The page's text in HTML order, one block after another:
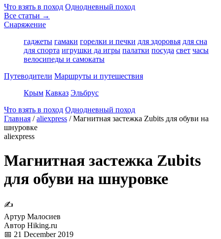
Что взять в поход Однодневный поход
Все статьи →
Снаряжение
гаджеты гамаки горелки и печки для здоровья для сна
для спорта игрушки да игры палатки посуда свет часы
велосипеды и самокаты
Путеводители Маршруты и путешествия
Крым Кавказ Эльбрус
Что взять в поход Однодневный поход
Главная / aliexpress / Магнитная застежка Zubits для обуви на
шнуровке
aliexpress
Магнитная застежка Zubits
для обуви на шнуровке
✍
Артур Малосиев
Автор Hiking.ru
📅 21 December 2019